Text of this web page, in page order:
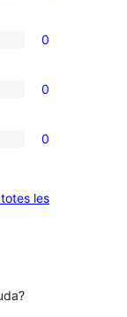
0
0
0
lesressenyes